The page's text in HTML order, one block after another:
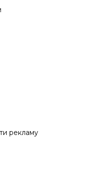
рекламу